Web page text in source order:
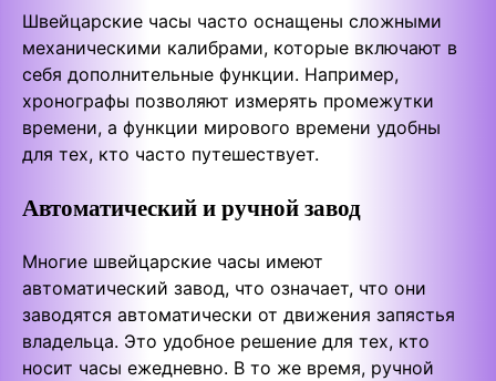
Швейцарские часы часто оснащены сложными
механическими калибрами, которые включают в
себя дополнительные функции. Например,
хронографы позволяют измерять промежутки
времени, а функции мирового времени удобны
для тех, кто часто путешествует.
Автоматический и ручной завод
Многие швейцарские часы имеют
автоматический завод, что означает, что они
заводятся автоматически от движения запястья
владельца. Это удобное решение для тех, кто
носит часы ежедневно. В то же время, ручной